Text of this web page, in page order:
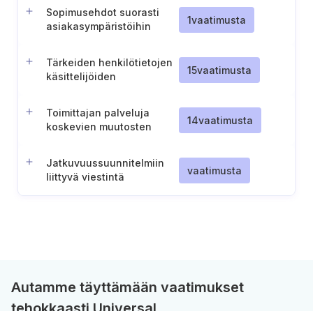
Sopimusehdot suorasti
asiakasympäristöihin
1vaatimusta
Tärkeiden henkilötietojen
käsittelijöiden
15vaatimusta
Toimittajan palveluja
koskevien muutosten
14vaatimusta
Jatkuvuussuunnitelmiin
liittyvä viestintä
vaatimusta
Autamme täyttämään vaatimukset